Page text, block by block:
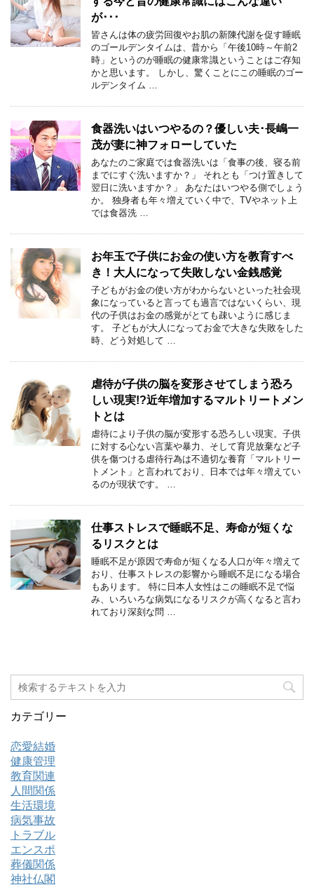
が･･･
皆さんは体の疲労回復やお肌の新陳代謝を促す睡眠
のゴールデンタイムは、昔から「午後10時～午前2
時」というのが睡眠の健康常識ということはご存知
かと思います。 しかし、驚くことにこの睡眠のゴー
ルデンタイム …
食器洗いはいつやるの？優しい夫･長嶋一
茂が妻に神フォローしていた
あなたのご家庭では食器洗いは「食事の後、寝る前
までにすぐ洗いますか？」 それとも「つけ置きして
翌日に洗いますか？」 あなたはいつやる側でしょう
か。 独身者も年々増えていく中で、TVやネット上
では食器洗 …
お年玉で子供にお金の使い方を教育すべ
き！大人になって失敗しない金銭感覚
子どもがお金の使い方がわからないといった社会現
象になっていると言っても過言ではないくらい、現
代の子供はお金の感覚がとても疎いように感じま
す。 子どもが大人になってお金で大きな失敗をした
時、どう対処して …
虐待が子供の脳を変形させてしまう恐ろ
しい現実!?近年増加するマルトリートメン
トとは
虐待により子供の脳が変形する恐ろしい現実。子供
に対する心ない言葉や暴力、そして育児放棄など子
供を傷つける虐待行為は不適切な養育「マルトリー
トメント」と言われており、日本では年々増えてい
るのが現状です。 …
仕事ストレスで睡眠不足、寿命が短くな
るリスクとは
睡眠不足が原因で寿命が短くなる人口が年々増えて
おり、仕事ストレスの影響から睡眠不足になる場合
もあります。 特に日本人女性はこの睡眠不足で悩
み、いろいろな病気になるリスクが高くなると言わ
れており深刻な問 …
カテゴリー
恋愛結婚
健康管理
教育関連
人間関係
生活環境
病気事故
トラブル
エンスポ
葬儀関係
神社仏閣